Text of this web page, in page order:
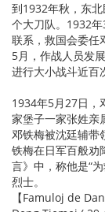
到1932年秋，东
个大刀队。1932
联系，救国会委任
5月，作战人员发
进行大小战斗近百
1934年5月27日，
家堡子一家张姓亲
邓铁梅被沈廷辅带
铁梅在日军百般劝
言》中，称他是“
烈士。
【Famuloj de